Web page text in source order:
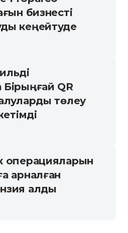
бизнесті
кеңейтуде
QR
төлеу
операцияларын
арналған
алды